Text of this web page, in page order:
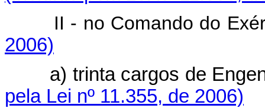
II - no Comando do
2006)
a) trinta cargos de
pela Lei nº 11.355, de 2006)